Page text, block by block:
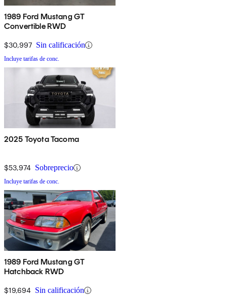
1989 Ford Mustang GT
Convertible RWD
$30,997 Sin calificación
Incluye tarifas de conc.
2025 Toyota Tacoma
$53,974 Sobreprecio
Incluye tarifas de conc.
1989 Ford Mustang GT
Hatchback RWD
$19,694 Sin calificación